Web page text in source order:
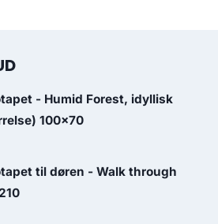
- Humid Forest, idyllisk
100x70
til døren - Walk through